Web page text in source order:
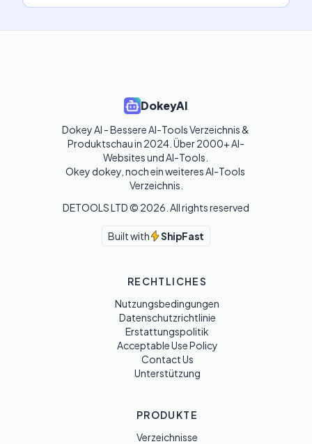
DokeyAI
Dokey AI - Bessere AI-Tools Verzeichnis &
Produktschau in 2024. Über 2000+ AI-
Websites und AI-Tools.
Okey dokey, noch ein weiteres AI-Tools
Verzeichnis.
DETOOLS LTD © 2026 . All rights reserved
Built with ShipFast
RECHTLICHES
Nutzungsbedingungen
Datenschutzrichtlinie
Erstattungspolitik
Acceptable Use Policy
Contact Us
Unterstützung
PRODUKTE
Verzeichnisse